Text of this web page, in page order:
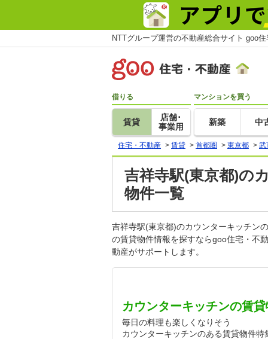
NTTグループ運営の不動産総合サイト goo
借りる
賃貸
店舗･
事業用
マンションを買う
新築 中
住宅・不動産 > 賃貸 > 首都圏 > 東京都 > 武
吉祥寺駅(東京都)の
物件一覧
吉祥寺駅(東京都)のカウンターキッチン
の賃貸物件情報を探すならgoo住宅・不
動産がサポートします。
カウンターキッチンの賃
毎日の料理も楽しくなりそう
カウンターキッチンのある賃貸物件特